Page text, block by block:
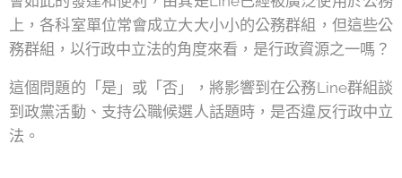
上，各科室單位常會成立大大小小的公務群組，但這些公
務群組，以行政中立法的角度來看，是行政資源之一嗎？
這個問題的「是」或「否」，將影響到在公務Line群組談
到政黨活動、支持公職候選人話題時，是否違反行政中立
法。